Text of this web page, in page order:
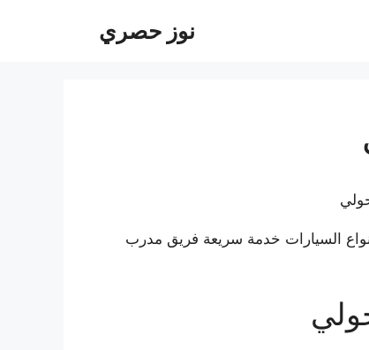
نوز حصري
السيارات خدمة سريعة فريق مدرب